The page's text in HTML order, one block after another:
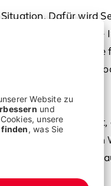
Dafür wird
sowie
Wettervorhersage
Raum warm bleibt
die Energie so verteilt,
den
ist, w